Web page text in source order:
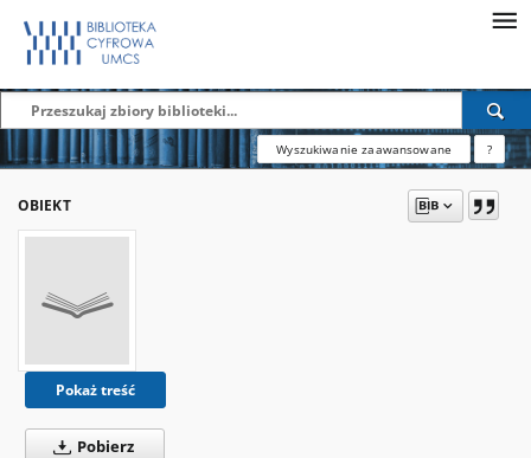
Wyszukiwanie zaawansowane ?
OBIEKT
Pokaż treść
Pobierz